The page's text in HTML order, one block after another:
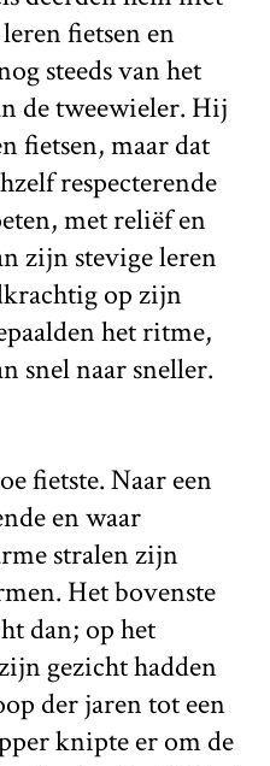
fietsen en
steeds van het
de tweewieler. Hij
fietsen, maar dat
respecterende
met reliëf en
zijn stevige leren
op zijn
het ritme,
snel naar sneller.
fietste. Naar een
en waar
stralen zijn
Het bovenste
dan; op het
gezicht hadden
der jaren tot een
knipte er om de